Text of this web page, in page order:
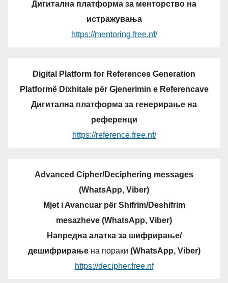
Дигитална платформа за менторство на
истражувања
https://mentoring.free.nf/
Digital Platform for References Generation
Platformë Dixhitale për Gjenerimin e Referencave
Дигитална платформа за генерирање на
референци
https://reference.free.nf/
Advanced Cipher/Deciphering messages
(WhatsApp, Viber)
Mjet i Avancuar për Shifrim/Deshifrim
mesazheve (WhatsApp, Viber)
Напредна алатка за шифрирање/
дешифрирањена пораки (WhatsApp, Viber)
https://decipher.free.nf